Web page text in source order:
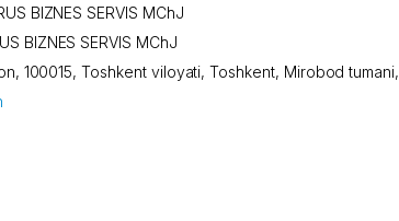
BIZNES SERVIS MChJ
BIZNES SERVIS MChJ
100015,Toshkent viloyati,Toshkent, Mirobod tumani,